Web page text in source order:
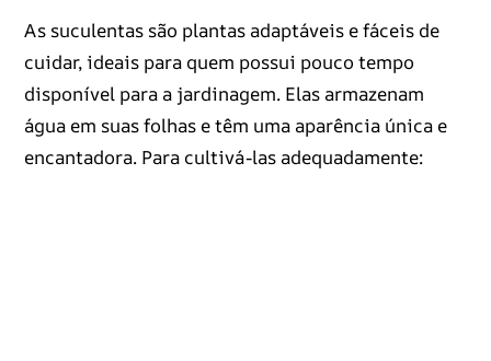
As suculentas são plantas adaptáveis e fáceis de
cuidar, ideais para quem possui pouco tempo
disponível para a jardinagem. Elas armazenam
água em suas folhas e têm uma aparência única e
encantadora. Para cultivá-las adequadamente: